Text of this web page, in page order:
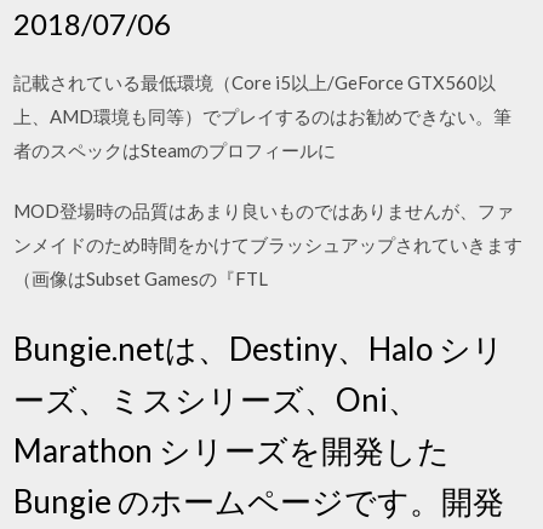
2018/07/06
記載されている最低環境（Core i5以上/GeForce GTX560以
上、AMD環境も同等）でプレイするのはお勧めできない。筆
者のスペックはSteamのプロフィールに
MOD登場時の品質はあまり良いものではありませんが、ファ
ンメイドのため時間をかけてブラッシュアップされていきます
（画像はSubset Gamesの『FTL
Bungie.netは、Destiny、Halo シリ
ーズ、ミスシリーズ、Oni、
Marathon シリーズを開発した
Bungie のホームページです。開発